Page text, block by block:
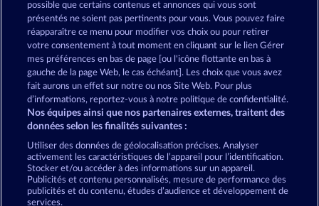
The Warlocks Book
CGU Charte de confidentialité
Mentions légales Société FAQ
Facebook
Envoyer la demande de rétractation
possible que certains contenus et annonces qui vous sont
présentés ne soient pas pertinents pour vous. Vous pouvez faire
réapparaître ce menu pour modifier vos choix ou pour retirer
votre consentement à tout moment en cliquant sur le lien Gérer
mes préférences en bas de page [ou l'icône flottante en bas à
gauche de la page Web, le cas échéant]. Les choix que vous avez
fait aurons un effet sur notre ou nos Site Web. Pour plus
d’informations, reportez-vous à notre politique de confidentialité.
Nos équipes ainsi que nos partenaires externes, traitent des
données selon les finalités suivantes :
Utiliser des données de géolocalisation précises. Analyser
activement les caractéristiques de l’appareil pour l’identification.
Stocker et/ou accéder à des informations sur un appareil.
Publicités et contenu personnalisés, mesure de performance des
publicités et du contenu, études d’audience et développement de
services.